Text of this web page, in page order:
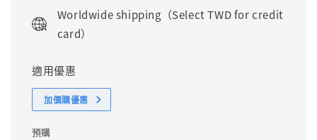
Worldwide shipping（Select TWD for credit
card）
適用優惠
加價購優惠
預購